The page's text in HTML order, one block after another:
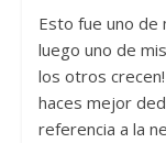
Esto fue uno de
luego uno de
los otros
haces mejor
referencia a la